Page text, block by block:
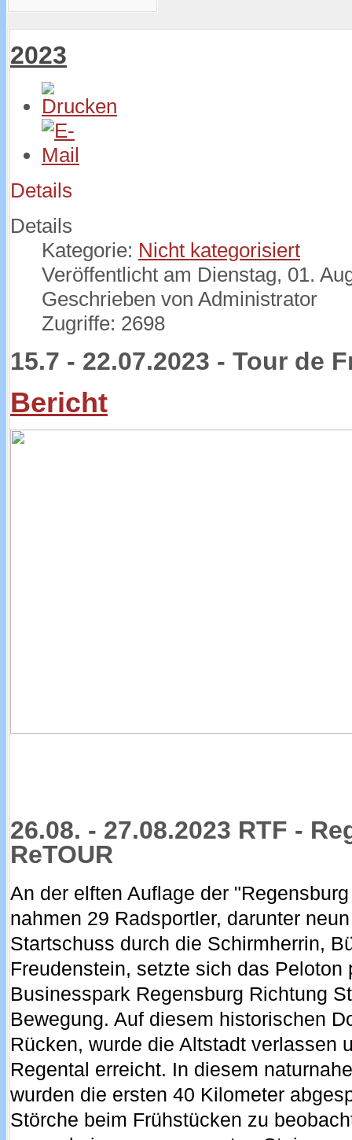
2023
Details
Details
Kategorie: Nicht kategorisiert
Veröffentlicht am Dienstag, 01.
Geschrieben von Administrator
Zugriffe: 2698
15.7 - 22.07.2023 - Tour de
Bericht
26.08. - 27.08.2023 RTF -
ReTOUR
An der elften Auflage der
nahmen 29 Radsportler, darunter
Startschuss durch die Schirmherrin,
Freudenstein, setzte sich das
Businesspark Regensburg Richtung
Bewegung. Auf diesem historischen
Rücken, wurde die Altstadt verlassen
Regental erreicht. In diesem
wurden die ersten 40 Kilometer
Störche beim Frühstücken zu